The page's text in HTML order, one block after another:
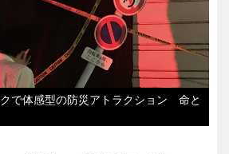
で体感型の防災アトラクション 命と